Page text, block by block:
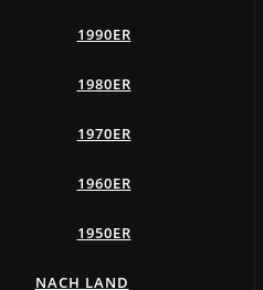
1990ER
1980ER
1970ER
1960ER
1950ER
NACH LAND